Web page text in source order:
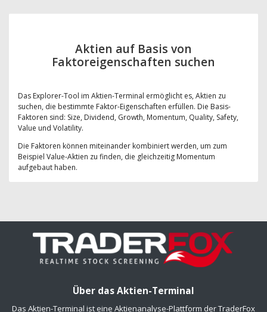
Aktien auf Basis von
Faktoreigenschaften suchen
Das Explorer-Tool im Aktien-Terminal ermöglicht es, Aktien zu
suchen, die bestimmte Faktor-Eigenschaften erfüllen. Die Basis-
Faktoren sind: Size, Dividend, Growth, Momentum, Quality, Safety,
Value und Volatility.
Die Faktoren können miteinander kombiniert werden, um zum
Beispiel Value-Aktien zu finden, die gleichzeitig Momentum
aufgebaut haben.
Über das Aktien-Terminal
Das Aktien-Terminal ist eine Aktienanalyse-Plattform der TraderFox